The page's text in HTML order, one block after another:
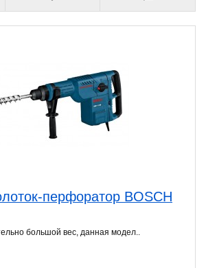
перфоратор BOSCH
большой вес, данная модел..